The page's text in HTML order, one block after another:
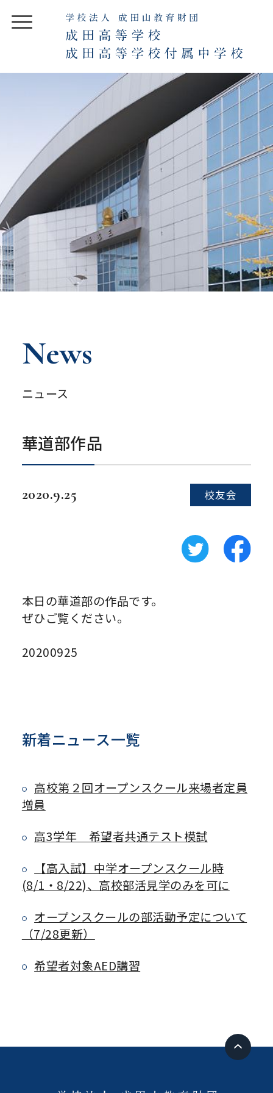
News
ニュース
華道部作品
2020.9.25 校友会
本日の華道部の作品です。
ぜひご覧ください。
20200925
新着ニュース一覧
高校第２回オープンスクール来場者定員
増員
高3学年 希望者共通テスト模試
【高入試】中学オープンスクール時
(8/1・8/22)、高校部活見学のみを可に
オープンスクールの部活動予定について
（7/28更新）
希望者対象AED講習